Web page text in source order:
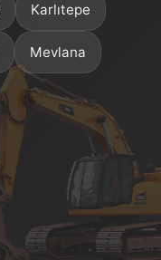
Karlıtepe
Mevlana